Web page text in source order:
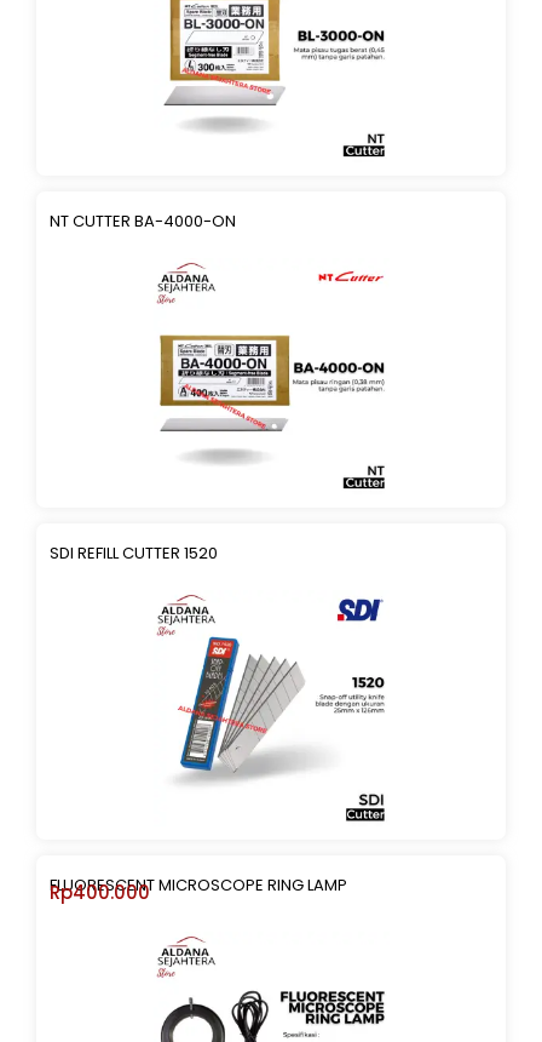
NT CUTTER BA-4000-ON
SDI REFILL CUTTER 1520
FLUORESCENT MICROSCOPE RING LAMP
Rp400.000